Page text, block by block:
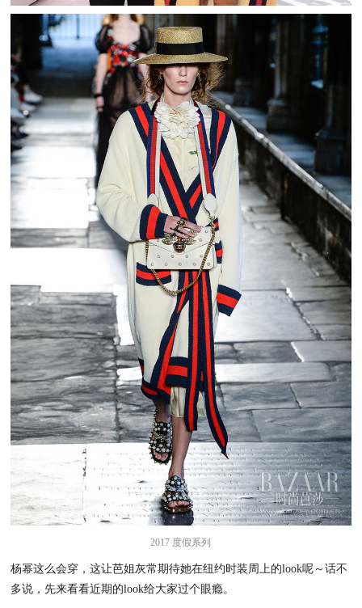
2017 度假系列
杨幂这么会穿，这让芭姐灰常期待她在纽约时装周上的look呢～话不
多说，先来看看近期的look给大家过个眼瘾。